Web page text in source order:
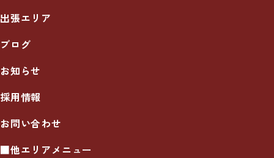
出張エリア
ブログ
お知らせ
採用情報
お問い合わせ
■他エリアメニュー